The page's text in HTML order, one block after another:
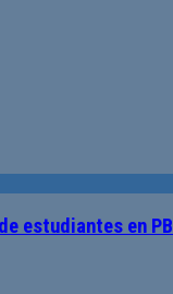
estudiantes en